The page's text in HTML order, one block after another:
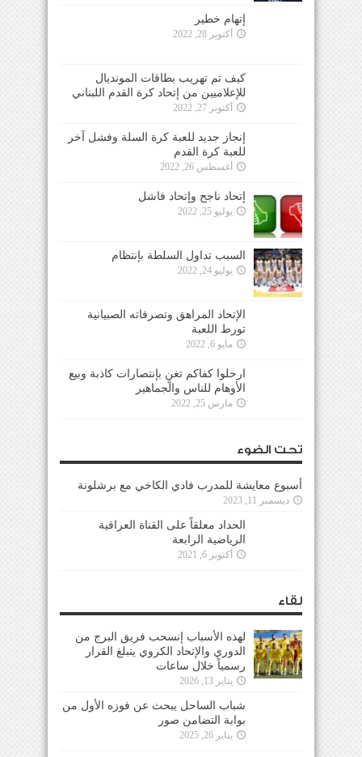
إتهام خطير
أكتوبر 28, 2022
كيف تم تهريب بطاقات المونديال
للإعلاميين من إتحاد كرة القدم اللبناني
أكتوبر 27, 2022
إنجاز جديد للعبة كرة السلة وفشل آخر
للعبة كرة القدم
أغسطس 26, 2022
إتحاد ناجح وإتحاد فاشل
يوليو 25, 2022
السبب تداول السلطة بإنتظام
يوليو 24, 2022
الإتحاد المراهق وتصرفاته الصبيانية
تورط اللعبة
مايو 6, 2022
ارحلوا كفاكم تغنٍ بإنتصارات كاذبة وبيع
الأوهام للناس والجماهير
مارس 25, 2022
تحت الضوء
أسبوع معايشة للمدرب فادي الكاخي مع برشلونة
ديسمبر 11, 2023
الحداد معلقاً على القناة العراقية
الرياضية الرابعة
أكتوبر 6, 2021
لقاء
لهذه الأسباب إنسحب فريق البرج من
الدوري والإتحاد الكروي يتبلغ القرار
رسمياً خلال ساعات
يناير 13, 2026
شباب الساحل يبحث عن فوزه الأول من
بوابة التضامن صور
يناير 26, 2025